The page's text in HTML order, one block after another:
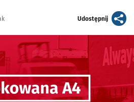
Udostępnijartykuł